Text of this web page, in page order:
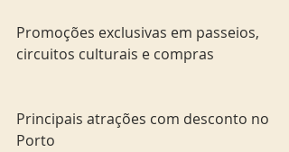
Promoções exclusivas em passeios,
circuitos culturais e compras
Principais atrações com desconto no
Porto